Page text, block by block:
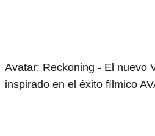
Avatar: Reckoning - El nuevo
inspirado en el éxito fílmico